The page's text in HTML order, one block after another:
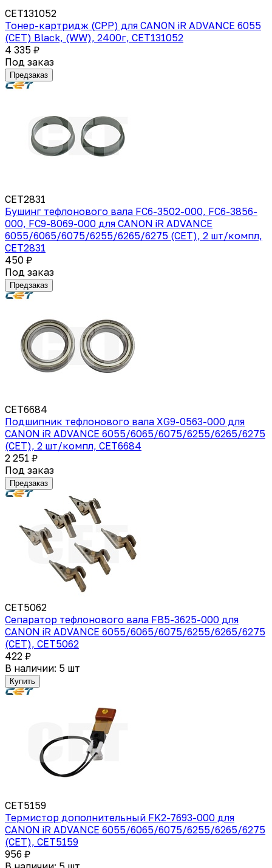
CET131052
Тонер-картридж (CPP) для CANON iR ADVANCE 6055
(CET) Black, (WW), 2400г, CET131052
4 335 ₽
Под заказ
Предзаказ
CET2831
Бушинг тефлонового вала FC6-3502-000, FC6-3856-
000, FC9-8069-000 для CANON iR ADVANCE
6055/6065/6075/6255/6265/6275 (CET), 2 шт/компл,
CET2831
450 ₽
Под заказ
Предзаказ
CET6684
Подшипник тефлонового вала XG9-0563-000 для
CANON iR ADVANCE 6055/6065/6075/6255/6265/6275
(CET), 2 шт/компл, CET6684
2 251 ₽
Под заказ
Предзаказ
CET5062
Сепаратор тефлонового вала FB5-3625-000 для
CANON iR ADVANCE 6055/6065/6075/6255/6265/6275
(CET), CET5062
422 ₽
В наличии: 5 шт
Купить
CET5159
Термистор дополнительный FK2-7693-000 для
CANON iR ADVANCE 6055/6065/6075/6255/6265/6275
(CET), CET5159
956 ₽